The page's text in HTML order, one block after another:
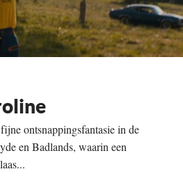
ontsnappingsfantasie in de
en Badlands, waarin een